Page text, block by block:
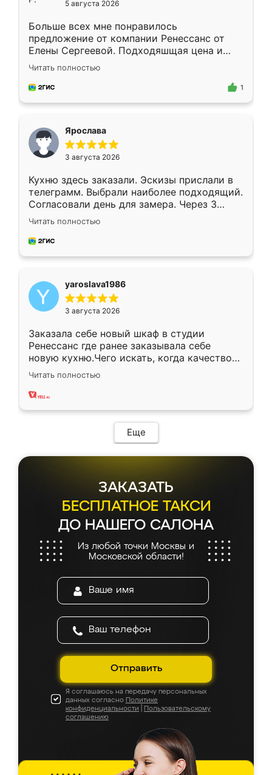
5 августа 2026
Больше всех мне понравилось
предложение от компании Ренессанс от
Елены Сергеевой. Подходяшщая цена и
короткие сроки изготовления. Приехавший
для замера сотрудник Владислав
предложил по моему эскизу самый
Читать полностью
1
Ярослава
3 августа 2026
Кухню здесь заказали. Эскизы прислали в
телеграмм. Выбрали наиболее подходящий.
Согласовали день для замера. Через 3
недели кухня была уже готова. Остались
довольны работой. Спасибо Ренессанс
мебель за качественную работу!
Читать полностью
yaroslava1986
3 августа 2026
Заказала себе новый шкаф в студии
Ренессанс где ранее заказывала себе
новую кухню.Чего искать, когда качеством
вполне довольна. Служит кухня уже почти
два года, нареканий нет.
Читать полностью
Еще
ЗАКАЗАТЬ
БЕСПЛАТНОЕ ТАКСИ
ДО НАШЕГО САЛОНА
Из любой точки Москвы и
Московской области!
Отправить
Я соглашаюсь на передачу персональных
данных согласно Политике
конфиденциальности
Пользовательскому
соглашению